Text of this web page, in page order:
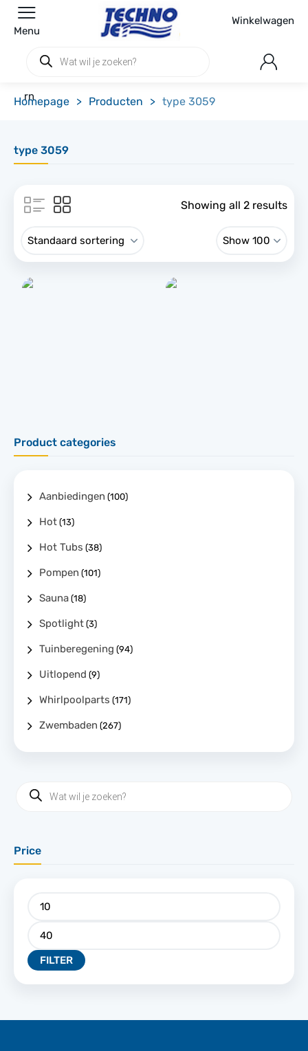
Menu
Winkelwagen
Producten
zoeken
rn
Homepage > Producten > type 3059
type 3059
Showing all 2 results
Product categories
Aanbiedingen (100)
Hot (13)
Hot Tubs (38)
Pompen (101)
Sauna (18)
Spotlight (3)
Tuinberegening (94)
Uitlopend (9)
Whirlpoolparts (171)
Zwembaden (267)
Price
FILTER